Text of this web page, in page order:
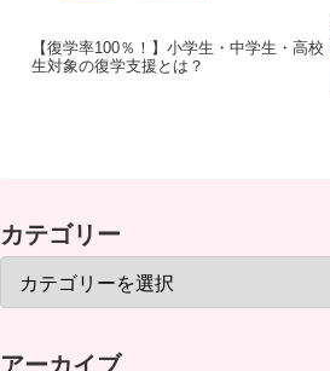
【復学率100％！】小学生・中学生・高校
生対象の復学支援とは？
カテゴリー
アーカイブ